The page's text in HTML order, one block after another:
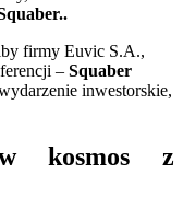
firmy Euvic S.A.,
– Squaber
inwestorskie,
w kosmos z